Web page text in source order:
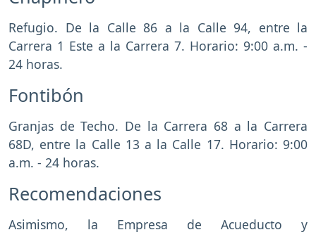
Refugio. De la Calle 86 a la Calle 94, entre la
Carrera 1 Este a la Carrera 7. Horario: 9:00 a.m. -
24 horas.
Fontibón
Granjas de Techo. De la Carrera 68 a la Carrera
68D, entre la Calle 13 a la Calle 17. Horario: 9:00
a.m. - 24 horas.
Recomendaciones
Asimismo, la Empresa de Acueducto y